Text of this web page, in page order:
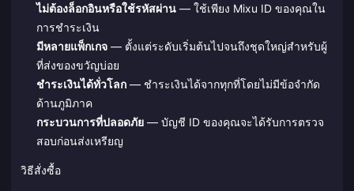
ไม่ต้องล็อกอินหรือใช้รหัสผ่าน— ใช้เพียง Mixu ID ของคุณใน
การชำระเงิน
มีหลายแพ็กเกจ— ตั้งแต่ระดับเริ่มต้นไปจนถึงชุดใหญ่สำหรับผู้
ที่ส่งของขวัญบ่อย
ชำระเงินได้ทั่วโลก— ชำระเงินได้จากทุกที่โดยไม่มีข้อจำกัด
ด้านภูมิภาค
กระบวนการที่ปลอดภัย— บัญชี ID ของคุณจะได้รับการตรวจ
สอบก่อนส่งเหรียญ
วิธีสั่งซื้อ